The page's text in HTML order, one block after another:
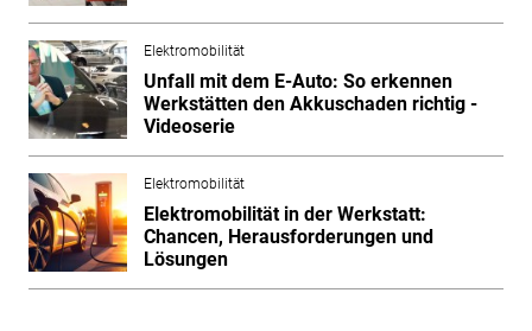
Elektromobilität
Unfall mit dem E-Auto: So erkennen
Werkstätten den Akkuschaden richtig -
Videoserie
Elektromobilität
Elektromobilität in der Werkstatt:
Chancen, Herausforderungen und
Lösungen